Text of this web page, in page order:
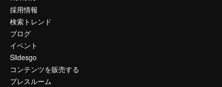
採用情報
検索トレンド
ブログ
イベント
Slidesgo
コンテンツを販売する
プレスルーム